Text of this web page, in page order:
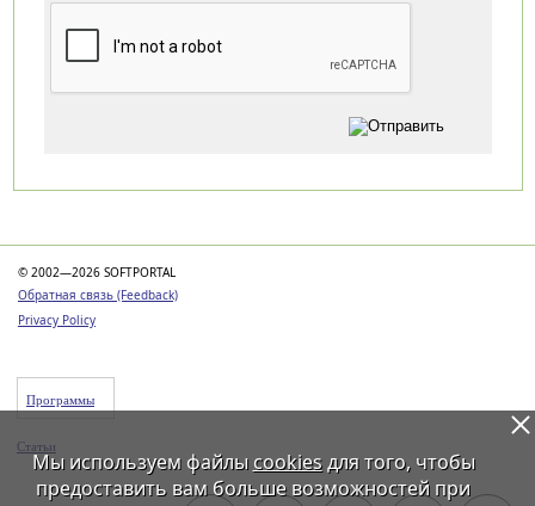
© 2002—2026 SOFTPORTAL
Обратная связь (Feedback)
Privacy Policy
Программы
Статьи
Мы используем файлы cookiesдля того, чтобы
предоставить вам больше возможностей при